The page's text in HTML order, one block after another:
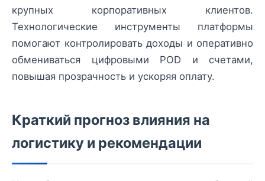
крупных корпоративных клиентов.
Технологические инструменты платформы
помогают контролировать доходы и оперативно
обмениваться цифровыми POD и счетами,
повышая прозрачность и ускоряя оплату.
Краткий прогноз влияния на
логистику и рекомендации